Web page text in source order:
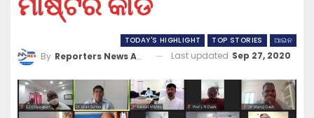
TODAY'S HIGHLIGHT TOP STORIES ଆଇନ
By Reporters News Agency Last updated Sep 27, 2020